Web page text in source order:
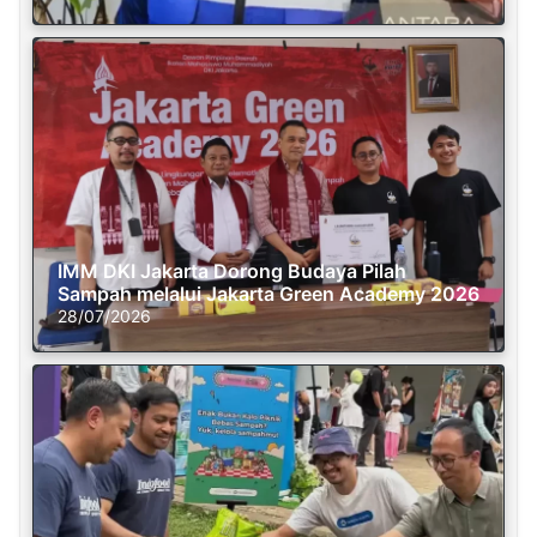
IMM DKI Jakarta Dorong Budaya Pilah
Sampah melalui Jakarta Green Academy 2026
28/07/2026